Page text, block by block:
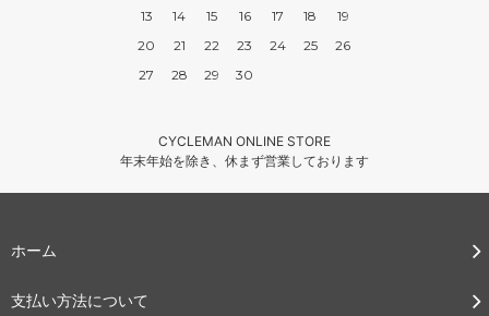
13
14 15 16 17 18
19
20
21 22 23 24 25
26
27
28 29 30
CYCLEMAN ONLINE STORE
年末年始を除き、休まず営業しております
ホーム
支払い方法について